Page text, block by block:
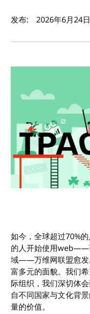
作者及发布日
发布: 2026年6月24日
如今，全球超过70%
的人开始使用web——
域——万维网联盟愈发
富多元的面貌。我们
际组织，我们深切体
自不同国家与文化背
量的价值。